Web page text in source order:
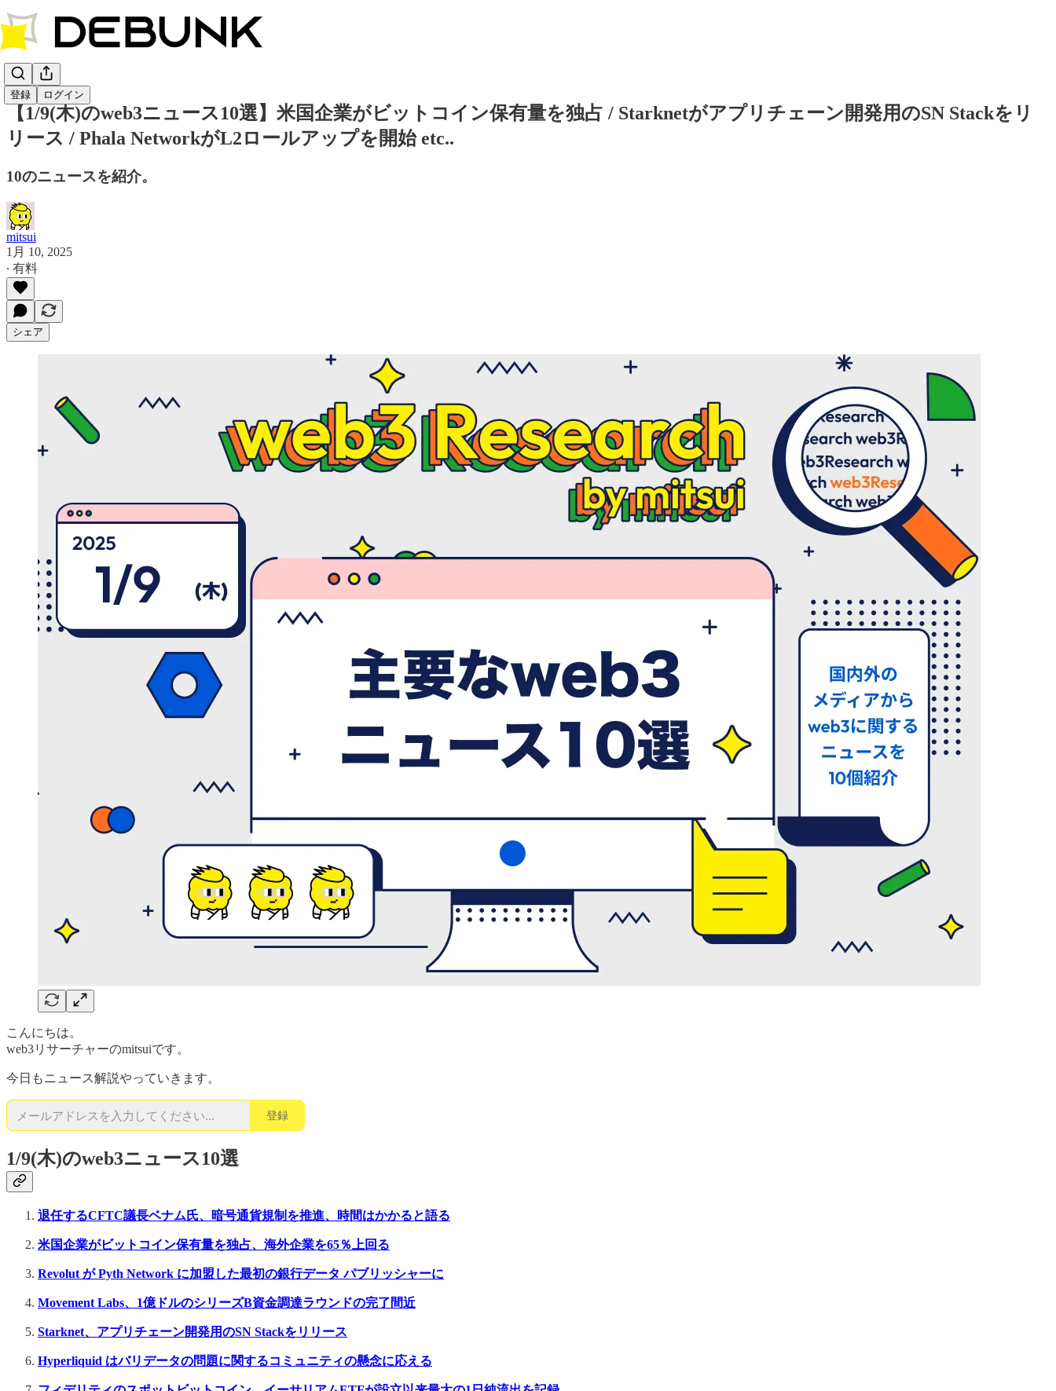
登録 ログイン
【1/9(木)のweb3ニュース10選】米国企業がビットコイン保有量を独占 / Starknetがアプリチェーン開発用のSN Stackをリ
リース / Phala NetworkがL2ロールアップを開始 etc..
10のニュースを紹介。
mitsui
1月 10, 2025
∙ 有料
シェア
こんにちは。
web3リサーチャーのmitsuiです。
今日もニュース解説やっていきます。
登録
1/9(木)のweb3ニュース10選
退任するCFTC議長ベナム氏、暗号通貨規制を推進、時間はかかると語る
米国企業がビットコイン保有量を独占、海外企業を65％上回る
Revolut が Pyth Network に加盟した最初の銀行データ パブリッシャーに
Movement Labs、1億ドルのシリーズB資金調達ラウンドの完了間近
Starknet、アプリチェーン開発用のSN Stackをリリース
Hyperliquid はバリデータの問題に関するコミュニティの懸念に応える